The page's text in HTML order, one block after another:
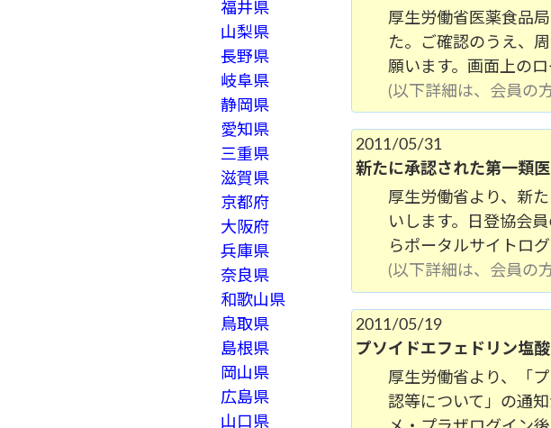
福井県
山梨県
長野県
岐阜県
静岡県
愛知県
三重県
滋賀県
京都府
大阪府
兵庫県
奈良県
和歌山県
鳥取県
島根県
岡山県
広島県
山口県
厚生労働省医薬食品
た。ご確認のうえ、
願います。画面上の
(以下詳細は、会員の
2011/05/31
新たに承認された第一類
厚生労働省より、新
いします。日登協会
らポータルサイトログ
(以下詳細は、会員の
2011/05/19
プソイドエフェドリン塩
厚生労働省より、「
認等について」の通